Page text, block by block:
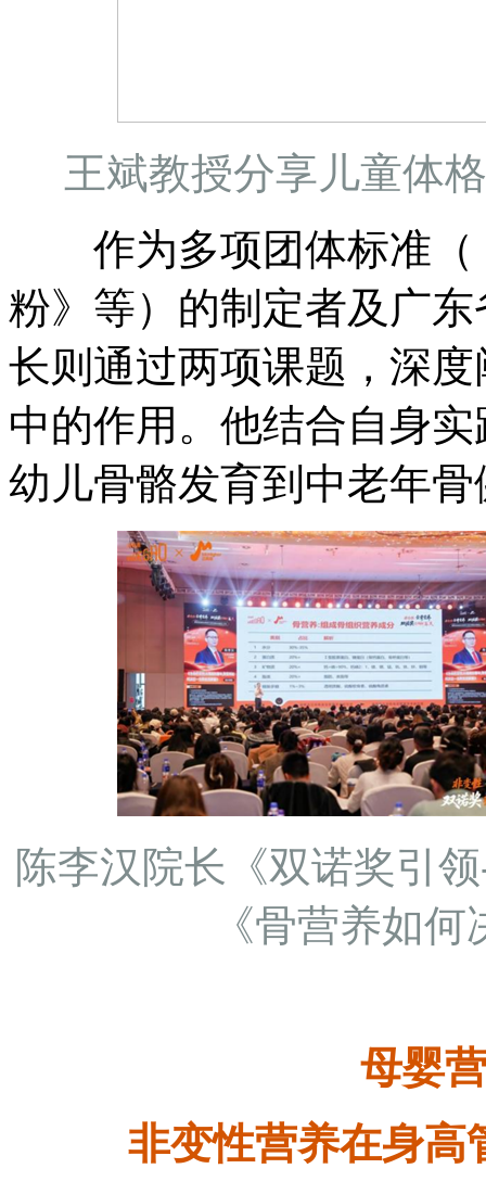
王斌教授分享儿童体
作为多项团体标准（
粉》等）的制定者及广
长则通过两项课题，深
中的作用。他结合自身
幼儿骨骼发育到中老年
陈李汉院长《双诺奖引
《骨营养如
母婴
非变性营养在身高